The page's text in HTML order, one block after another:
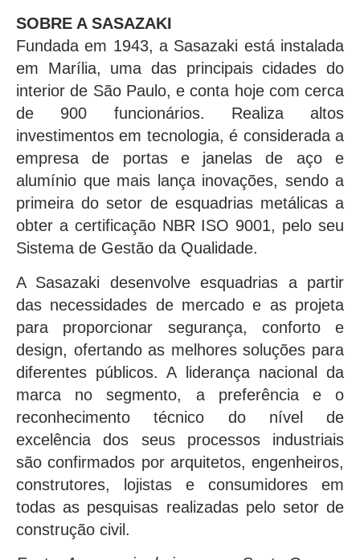
SOBRE A SASAZAKI
Fundada em 1943, a Sasazaki está instalada
em Marília, uma das principais cidades do
interior de São Paulo, e conta hoje com cerca
de 900 funcionários. Realiza altos
investimentos em tecnologia, é considerada a
empresa de portas e janelas de aço e
alumínio que mais lança inovações, sendo a
primeira do setor de esquadrias metálicas a
obter a certificação NBR ISO 9001, pelo seu
Sistema de Gestão da Qualidade.
A Sasazaki desenvolve esquadrias a partir
das necessidades de mercado e as projeta
para proporcionar segurança, conforto e
design, ofertando as melhores soluções para
diferentes públicos. A liderança nacional da
marca no segmento, a preferência e o
reconhecimento técnico do nível de
excelência dos seus processos industriais
são confirmados por arquitetos, engenheiros,
construtores, lojistas e consumidores em
todas as pesquisas realizadas pelo setor de
construção civil.